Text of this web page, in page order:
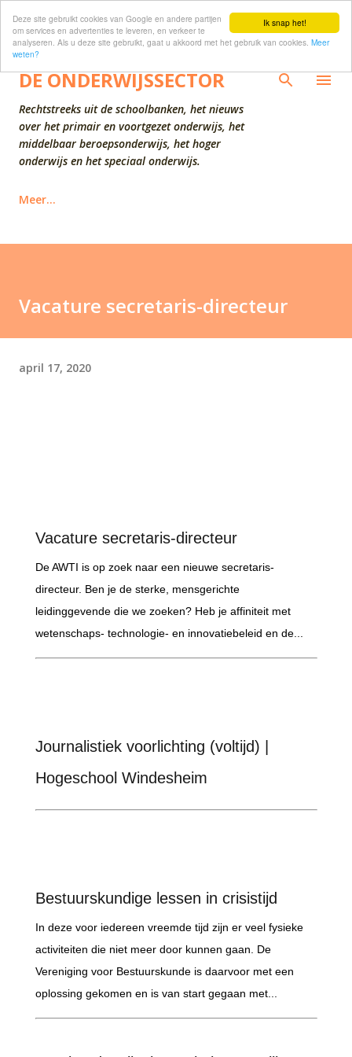
Ik snap het!
Deze site gebruikt cookies van Google en andere partijen
om services en advertenties te leveren, en verkeer te
analyseren. Als u deze site gebruikt, gaat u akkoord met het gebruik van cookies. Meer
weten?
Doorgaan naar hoofdcontent
DE ONDERWIJSSECTOR
Rechtstreeks uit de schoolbanken, het nieuws
over het primair en voortgezet onderwijs, het
middelbaar beroepsonderwijs, het hoger
onderwijs en het speciaal onderwijs.
Meer…
Vacature secretaris-directeur
april 17, 2020
Vacature secretaris-directeur
De AWTI is op zoek naar een nieuwe secretaris-
directeur. Ben je de sterke, mensgerichte
leidinggevende die we zoeken? Heb je affiniteit met
wetenschaps- technologie- en innovatiebeleid en de...
Journalistiek voorlichting (voltijd) |
Hogeschool Windesheim
Bestuurskundige lessen in crisistijd
In deze voor iedereen vreemde tijd zijn er veel fysieke
activiteiten die niet meer door kunnen gaan. De
Vereniging voor Bestuurskunde is daarvoor met een
oplossing gekomen en is van start gegaan met...